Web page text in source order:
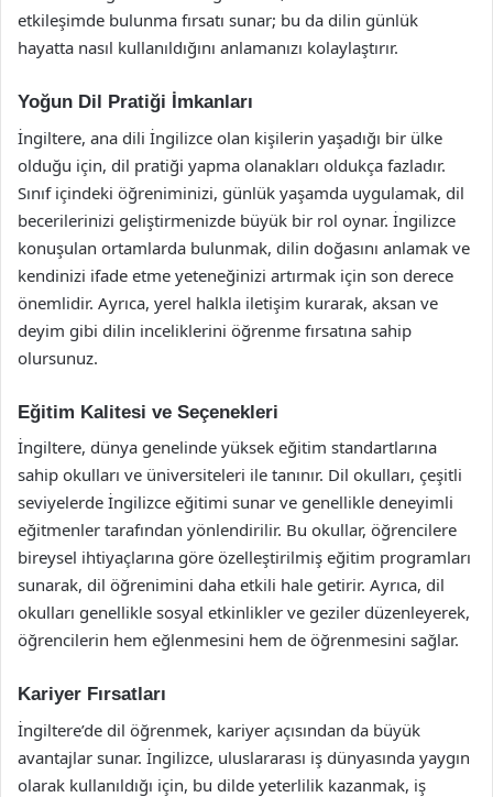
etkileşimde bulunma fırsatı sunar; bu da dilin günlük
hayatta nasıl kullanıldığını anlamanızı kolaylaştırır.
Yoğun Dil Pratiği İmkanları
İngiltere, ana dili İngilizce olan kişilerin yaşadığı bir ülke
olduğu için, dil pratiği yapma olanakları oldukça fazladır.
Sınıf içindeki öğreniminizi, günlük yaşamda uygulamak, dil
becerilerinizi geliştirmenizde büyük bir rol oynar. İngilizce
konuşulan ortamlarda bulunmak, dilin doğasını anlamak ve
kendinizi ifade etme yeteneğinizi artırmak için son derece
önemlidir. Ayrıca, yerel halkla iletişim kurarak, aksan ve
deyim gibi dilin inceliklerini öğrenme fırsatına sahip
olursunuz.
Eğitim Kalitesi ve Seçenekleri
İngiltere, dünya genelinde yüksek eğitim standartlarına
sahip okulları ve üniversiteleri ile tanınır. Dil okulları, çeşitli
seviyelerde İngilizce eğitimi sunar ve genellikle deneyimli
eğitmenler tarafından yönlendirilir. Bu okullar, öğrencilere
bireysel ihtiyaçlarına göre özelleştirilmiş eğitim programları
sunarak, dil öğrenimini daha etkili hale getirir. Ayrıca, dil
okulları genellikle sosyal etkinlikler ve geziler düzenleyerek,
öğrencilerin hem eğlenmesini hem de öğrenmesini sağlar.
Kariyer Fırsatları
İngiltere’de dil öğrenmek, kariyer açısından da büyük
avantajlar sunar. İngilizce, uluslararası iş dünyasında yaygın
olarak kullanıldığı için, bu dilde yeterlilik kazanmak, iş